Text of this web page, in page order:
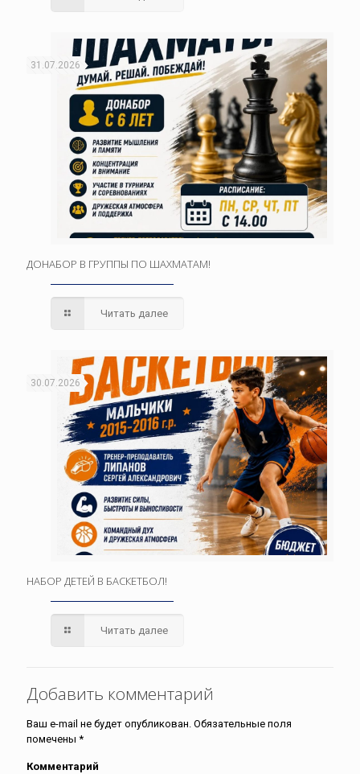
31.07.2026
ДОНАБОР В ГРУППЫ ПО ШАХМАТАМ!
Читать далее
30.07.2026
НАБОР ДЕТЕЙ В БАСКЕТБОЛ!
Читать далее
Добавить комментарий
Ваш e-mail не будет опубликован. Обязательные поля
помечены *
Комментарий